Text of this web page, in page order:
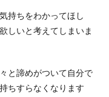
持ちをわかってほし
しいと考えてしまいま
と諦めがついて自分で
ちすらなくなります